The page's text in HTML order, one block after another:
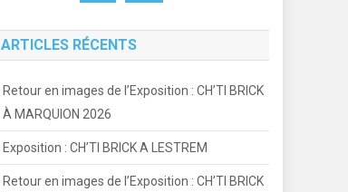
ARTICLES RÉCENTS
Retour en images de l’Exposition : CH’TI BRICK
À MARQUION 2026
Exposition : CH’TI BRICK A LESTREM
Retour en images de l’Exposition : CH’TI BRICK